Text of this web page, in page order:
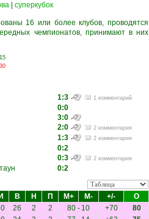
суперкубок
16 или более клубов, проводятся
чемпионатов, принимают в них
15
30
1:3 1 комментарий
0:0
3:0
2:0 2 комментария
1:3 2 комментария
0:2
0:3 2 комментария
0:2
И В Н П М+ М- +/-
О
26 2 2 80 - 10 +70
80